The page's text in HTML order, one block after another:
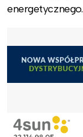
energetycznego.